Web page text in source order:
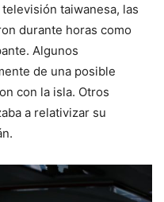
taiwanesa, las
durante horas como
Algunos
de una posible
con la isla. Otros
a relativizar su